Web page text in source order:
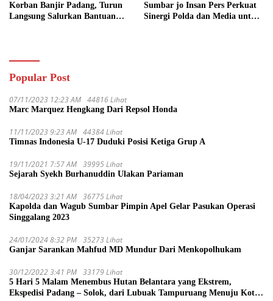
Korban Banjir Padang, Turun
Langsung Salurkan Bantuan
Sumbar jo Insan Pers Perkuat
Sinergi Polda dan Media untuk
Popular Post
07/11/2023 12:23 AM 44816 Lihat
Marc Marquez Hengkang Dari Repsol Honda
11/11/2023 9:23 AM 44384 Lihat
Timnas Indonesia U-17 Duduki Posisi Ketiga Grup A
19/11/2021 7:57 AM 39995 Lihat
Sejarah Syekh Burhanuddin Ulakan Pariaman
18/04/2023 3:21 AM 36775 Lihat
Kapolda dan Wagub Sumbar Pimpin Apel Gelar Pasukan Operasi
Singgalang 2023
24/01/2024 8:32 PM 35273 Lihat
Ganjar Sarankan Mahfud MD Mundur Dari Menkopolhukam
30/12/2022 3:41 PM 33179 Lihat
5 Hari 5 Malam Menembus Hutan Belantara yang Ekstrem,
Ekspedisi Padang – Solok, dari Lubuak Tampuruang Menuju Koto